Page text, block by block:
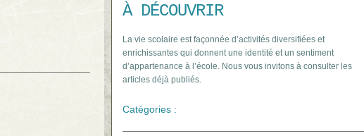
À DÉCOUVRIR
La vie scolaire est façonnée d’activités diversifiées et
enrichissantes qui donnent une identité et un sentiment
d’appartenance à l’école. Nous vous invitons à consulter les
articles déjà publiés.
Catégories :